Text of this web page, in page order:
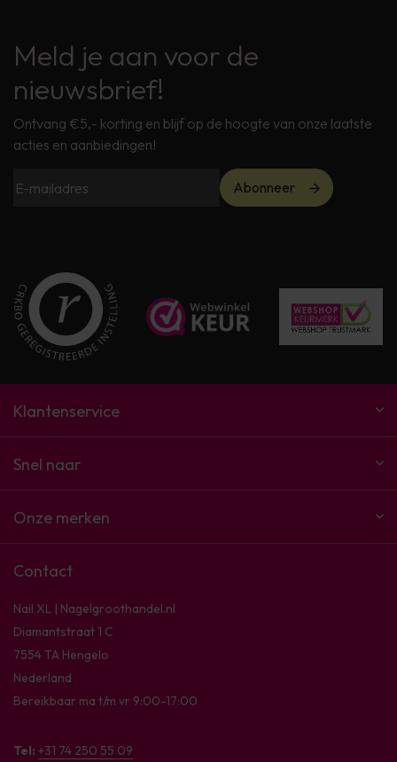
Meld je aan voor de
nieuwsbrief!
Ontvang €5,- korting en blijf op de hoogte van onze laatste
acties en aanbiedingen!
Abonneer
Klantenservice
Snel naar
Onze merken
Contact
Nail XL | Nagelgroothandel.nl
Diamantstraat 1 C
7554 TA Hengelo
Nederland
Bereikbaar ma t/m vr 9:00-17:00
Tel: +31 74 250 55 09